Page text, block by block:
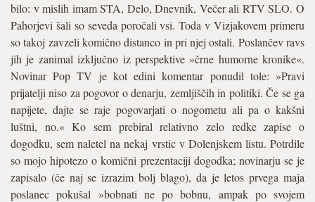
bilo: v mislih imam STA, Delo, Dnevnik, Večer ali RTV SLO. O
Pahorjevi šali so seveda poročali vsi. Toda v Vizjakovem primeru
so takoj zavzeli komično distanco in pri njej ostali. Poslančev ravs
jih je zanimal izključno iz perspektive »črne humorne kronike«.
Novinar Pop TV je kot edini komentar ponudil tole: »Pravi
prijatelji niso za pogovor o denarju, zemljiščih in politiki. Če se ga
napijete, dajte se raje pogovarjati o nogometu ali pa o kakšni
luštni, no.« Ko sem prebiral relativno zelo redke zapise o
dogodku, sem naletel na nekaj vrstic v Dolenjskem listu. Potrdile
so mojo hipotezo o komični prezentaciji dogodka; novinarju se je
zapisalo (če naj se izrazim bolj blago), da je letos prvega maja
poslanec pokušal »bobnati ne po bobnu, ampak po svojem